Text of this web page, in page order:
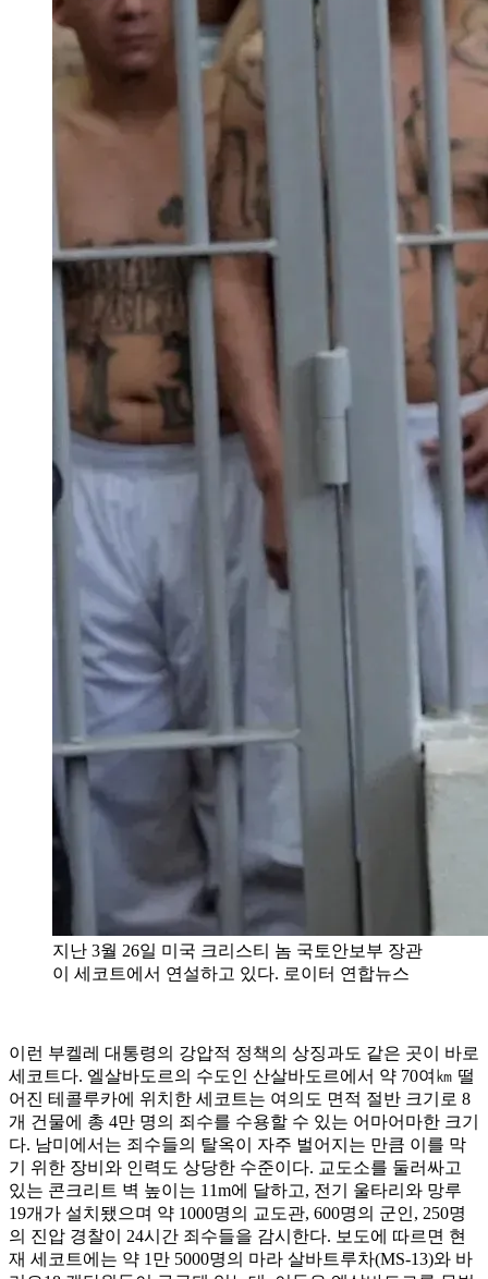
지난 3월 26일 미국 크리스티 놈 국토안보부 장관
이 세코트에서 연설하고 있다. 로이터 연합뉴스
이런 부켈레 대통령의 강압적 정책의 상징과도 같은 곳이 바로
세코트다. 엘살바도르의 수도인 산살바도르에서 약 70여㎞ 떨
어진 테콜루카에 위치한 세코트는 여의도 면적 절반 크기로 8
개 건물에 총 4만 명의 죄수를 수용할 수 있는 어마어마한 크기
다. 남미에서는 죄수들의 탈옥이 자주 벌어지는 만큼 이를 막
기 위한 장비와 인력도 상당한 수준이다. 교도소를 둘러싸고
있는 콘크리트 벽 높이는 11m에 달하고, 전기 울타리와 망루
19개가 설치됐으며 약 1000명의 교도관, 600명의 군인, 250명
의 진압 경찰이 24시간 죄수들을 감시한다. 보도에 따르면 현
재 세코트에는 약 1만 5000명의 마라 살바트루차(MS-13)와 바